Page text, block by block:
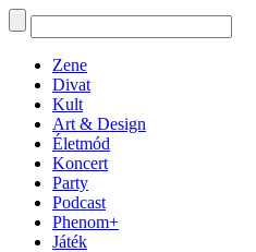
Zene
Divat
Kult
Art & Design
Életmód
Koncert
Party
Podcast
Phenom+
Játék